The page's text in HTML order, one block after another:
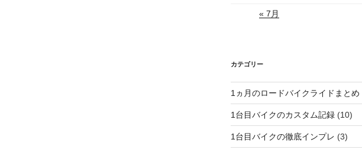
« 7月
カテゴリー
1ヵ月のロードバイクライドまとめ
1台目バイクのカスタム記録(10)
1台目バイクの徹底インプレ (3)